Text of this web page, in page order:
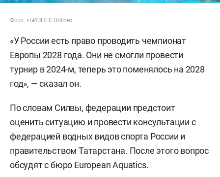
Фото: «БИЗНЕС Online»
«У России есть право проводить чемпионат
Европы 2028 года. Они не смогли провести
турнир в 2024-м, теперь это поменялось на 2028
год», — сказал он.
По словам Силвы, федерации предстоит
оценить ситуацию и провести консультации с
федерацией водных видов спорта России и
правительством Татарстана. После этого вопрос
обсудят с бюро European Aquatics.